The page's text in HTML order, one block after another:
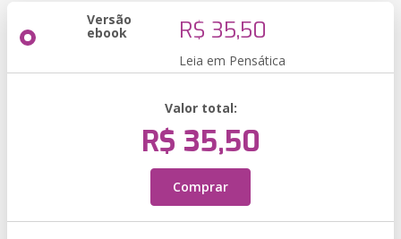
Versão
ebook R$ 35,50
Leia em Pensática
Valor total:
R$ 35,50
Comprar